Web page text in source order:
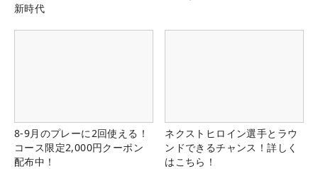
新時代
8-9月のプレーに2回使える！
コース限定2,000円クーポン
配布中！
ネクストヒロイン選手とラウ
ンドできるチャンス！詳しく
はこちら！